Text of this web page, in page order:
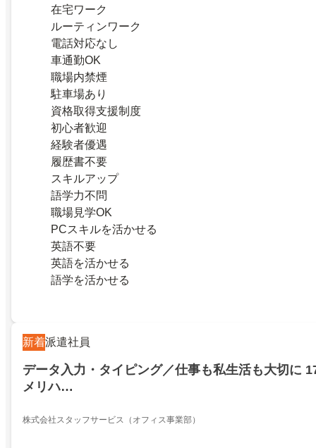
在宅ワーク
ルーティンワーク
電話対応なし
車通勤OK
職場内禁煙
駐車場あり
資格取得支援制度
初心者歓迎
経験者優遇
履歴書不要
スキルアップ
語学力不問
職場見学OK
PCスキルを活かせる
英語不要
英語を活かせる
語学を活かせる
新着派遣社員
データ入力・タイピング／仕事も私生活も大切に
メリハ…
株式会社スタッフサービス（オフィス事業部）